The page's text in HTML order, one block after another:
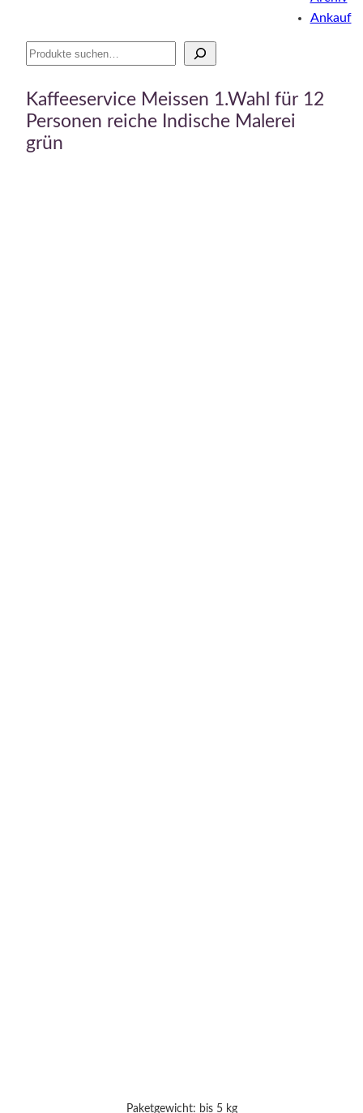
Suche
Ankauf
Kaffeeservice Meissen 1.Wahl für 12
Personen reiche Indische Malerei
grün
Paketgewicht: bis 5 kg